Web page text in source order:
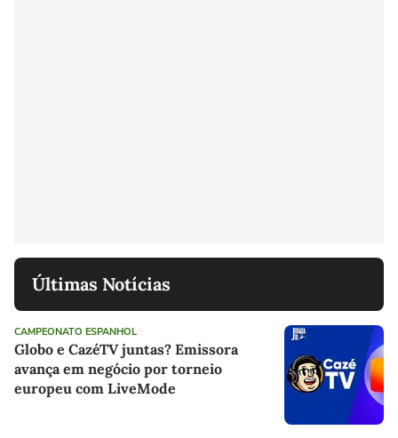
Últimas Notícias
CAMPEONATO ESPANHOL
Globo e CazéTV juntas? Emissora
avança em negócio por torneio
europeu com LiveMode